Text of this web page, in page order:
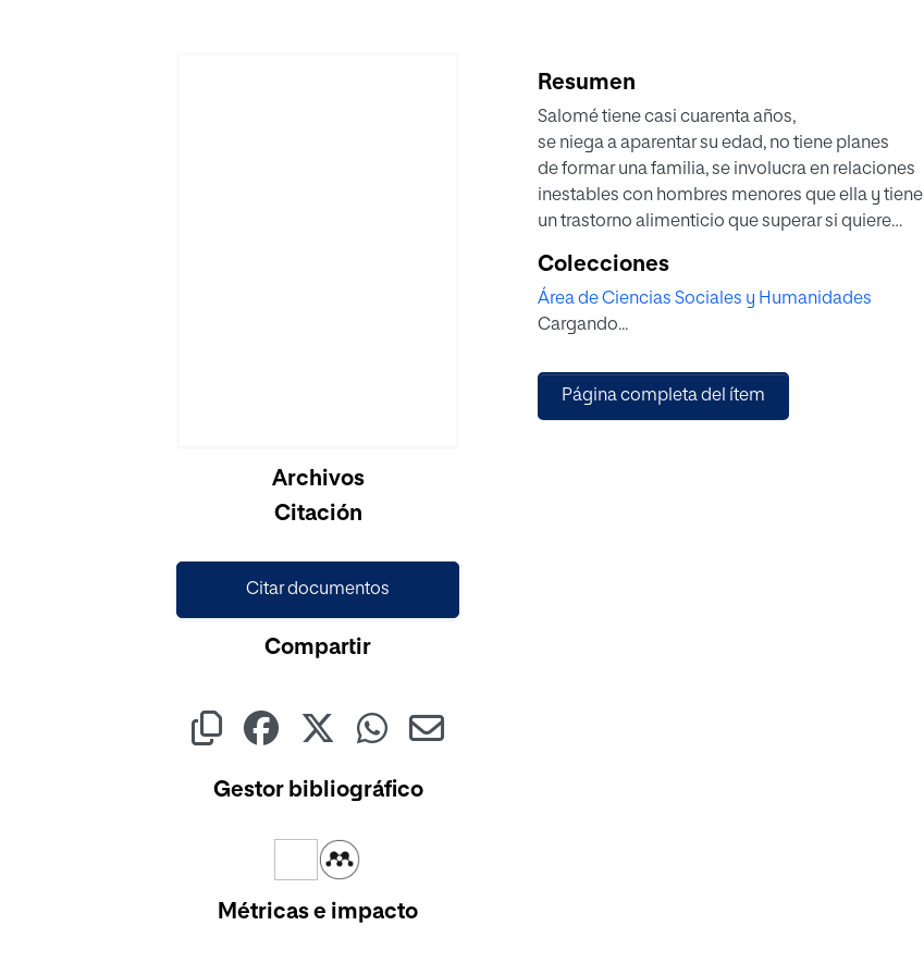
Cargando...
Archivos
Citación
Citar documentos
Compartir
Gestor bibliográfico
Métricas e impacto
Resumen
Salomé tiene casi cuarenta años,
se niega a aparentar su edad, no tiene planes
de formar una familia, se involucra en relaciones
inestables con hombres menores que ella y tiene
un trastorno alimenticio que superar si quiere
recibe la terrible noticia de que el retraso de su
regla, no es por un posible embarazo, sino
porque ha entrado a la menopausia. Lo imposible
biológico. El problema se agrava cuando, al
encontrar el amor en el hombre de sus sueños, le
Colecciones
Área de Ciencias Sociales y Humanidades
Cargando...
Página completa del ítem